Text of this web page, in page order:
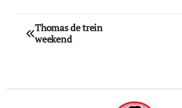
Bericht
navigatie
Thomas de trein
weekend